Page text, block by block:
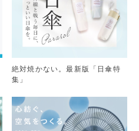
絶対焼かない。最新版「日傘特
集」